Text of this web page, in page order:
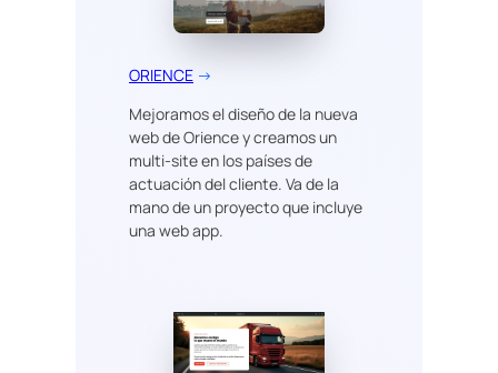
ORIENCE →
Mejoramos el diseño de la nueva
web de Orience y creamos un
multi-site en los países de
actuación del cliente. Va de la
mano de un proyecto que incluye
una web app.